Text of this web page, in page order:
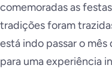
comemoradas as
tradições foram
está indo passar o
para uma experiência